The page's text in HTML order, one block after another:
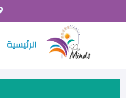
الرئيسية